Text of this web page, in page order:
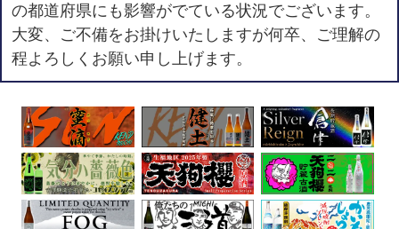
の都道府県にも影響がでている状況でございます。
大変、ご不備をお掛けいたしますが何卒、ご理解の
程よろしくお願い申し上げます。